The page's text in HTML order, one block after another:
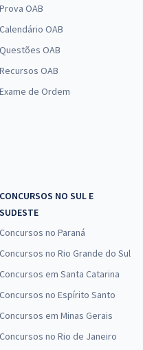
Prova OAB
Calendário OAB
Questões OAB
Recursos OAB
Exame de Ordem
CONCURSOS NO SUL E
SUDESTE
Concursos no Paraná
Concursos no Rio Grande do Sul
Concursos em Santa Catarina
Concursos no Espírito Santo
Concursos em Minas Gerais
Concursos no Rio de Janeiro